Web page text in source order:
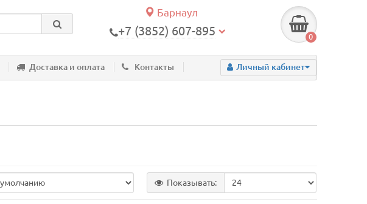
Барнаул
+7 (3852) 607-895 0
Доставка и оплата Контакты Личный кабинет
Показывать: